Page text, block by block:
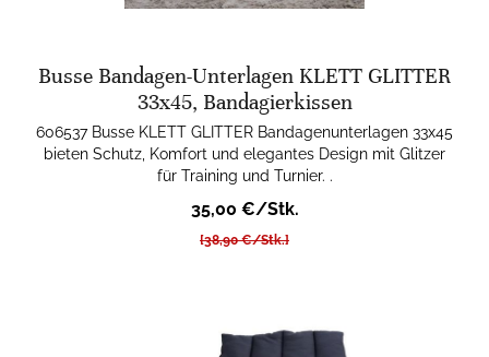
Busse Bandagen-Unterlagen KLETT GLITTER
33x45, Bandagierkissen
606537 Busse KLETT GLITTER Bandagenunterlagen 33x45
bieten Schutz, Komfort und elegantes Design mit Glitzer
für Training und Turnier. .
35,00 €/Stk.
[38,90 €/Stk.]